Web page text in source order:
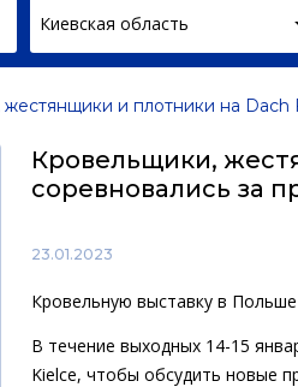
Киевская область
и плотники на Dach
Кровельщики,
соревновались за
23.01.2023
Кровельную выставку в
В течение выходных 14-15
Kielce, чтобы обсудить новые